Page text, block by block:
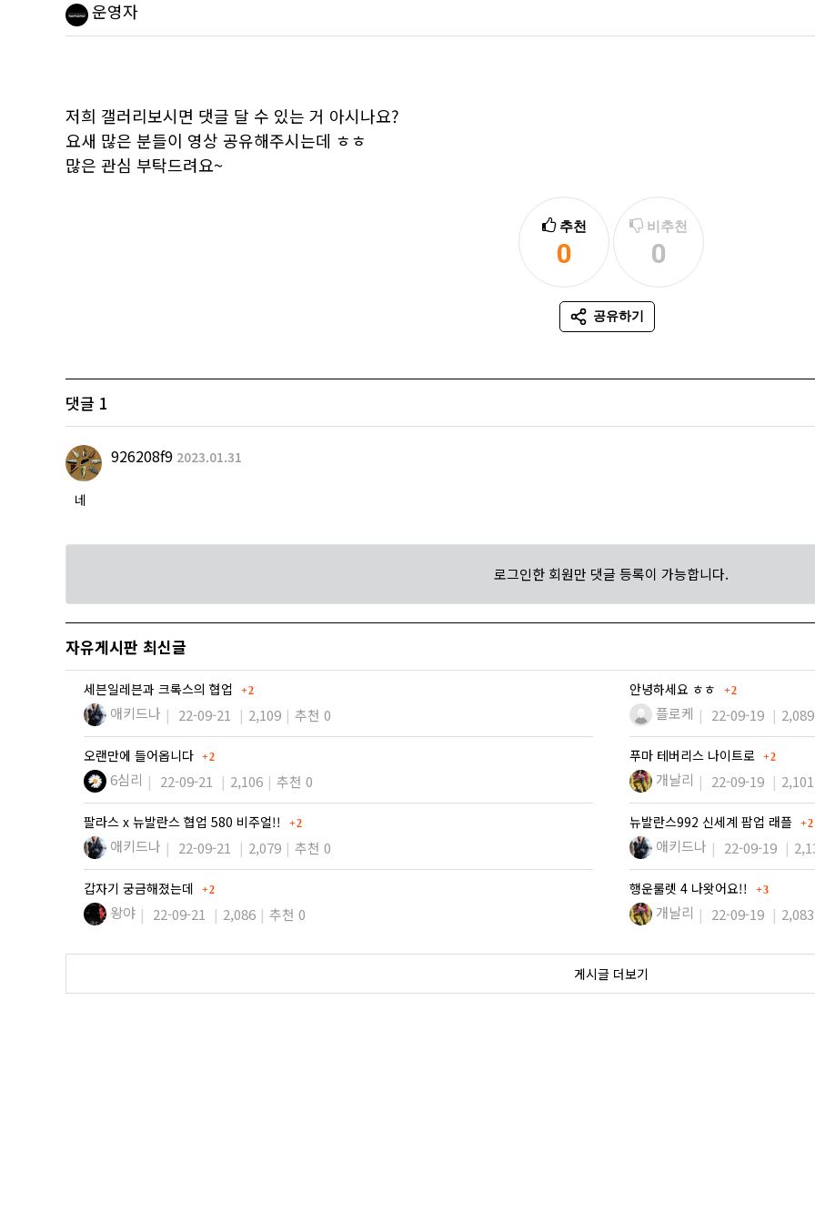
운영자
저희 갤러리보시면 댓글 달 수 있는 거 아시나요?
요새 많은 분들이 영상 공유해주시는데 ㅎㅎ
많은 관심 부탁드려요~
추천
0
추천
비추천
0
비추천
공유하기
SNS 공유
댓글 1
926208f9 2023.01.31
네
로그인한 회원만 댓글 등록이 가능합니다.
자유게시판 최신글
세븐일레븐과 크록스의 협업 댓글
2
애키드나 22-09-21 2,109 추천 0
오랜만에 들어옵니다 댓글
2
6심리 22-09-21 2,106 추천 0
팔라스 x 뉴발란스 협업 580 비주얼!! 댓글
2
애키드나 22-09-21 2,079 추천 0
갑자기 궁금해졌는데 댓글
2
왕야 22-09-21 2,086 추천 0
안녕하세요 ㅎㅎ 댓글
2
플로케 22-09-19 2,089
푸마 테버리스 나이트로 댓글
2
개날리 22-09-19 2,101
뉴발란스992 신세계 팝업 래플 댓글
2
애키드나 22-09-19
행운룰렛 4 나왓어요!! 댓글
3
개날리 22-09-19 2,083
게시글 더보기